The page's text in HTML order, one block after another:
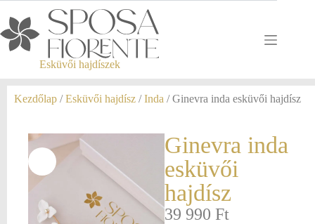
Esküvői hajdíszek
Kezdőlap /Esküvői hajdísz /Inda / Ginevra inda esküvői hajdísz
Ginevra inda
esküvői
hajdísz
39 990 Ft